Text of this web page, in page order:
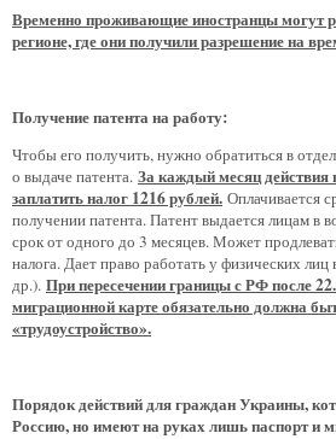
Временно проживающие иностранцы могут
регионе, где они получили разрешение на
Получение патента на работу:
Чтобы его получить, нужно обратиться в
о выдаче патента. За каждый месяц действия
заплатить налог 1216 рублей. Оплачивается
получении патента. Патент выдается лицам в
срок от одного до 3 месяцев. Может
налога. Дает право работать у физических
др.). При пересечении границы с РФ после
миграционной карте обязательно должна
«трудоустройство».
Порядок действий для граждан Украины,
Россию, но имеют на руках лишь паспорт и